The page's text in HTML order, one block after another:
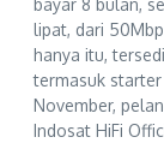
bayar 8 bulan,
lipat, dari
hanya itu,
termasuk
November,
Indosat HiFi